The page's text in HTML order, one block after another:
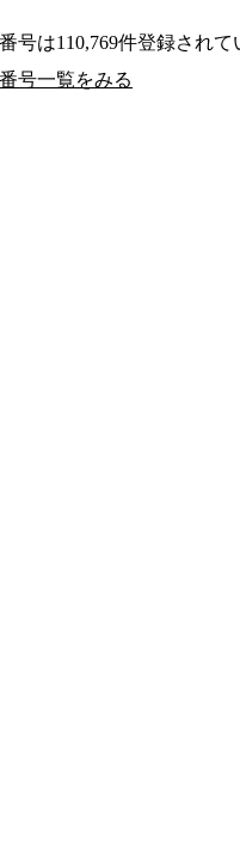
は110,769件登録されて
号一覧をみる